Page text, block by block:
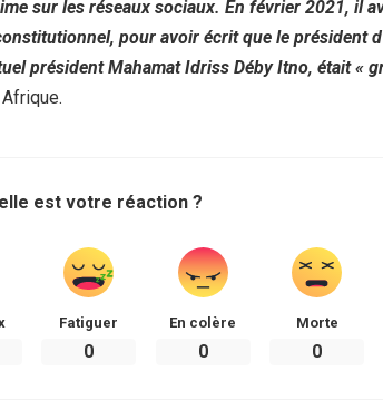
sur les réseaux sociaux. En février 2021, il
pour avoir écrit que le président
président Mahamat Idriss Déby Itno, était «
est votre réaction ?
Fatiguer
0
En colère
0
Morte
0